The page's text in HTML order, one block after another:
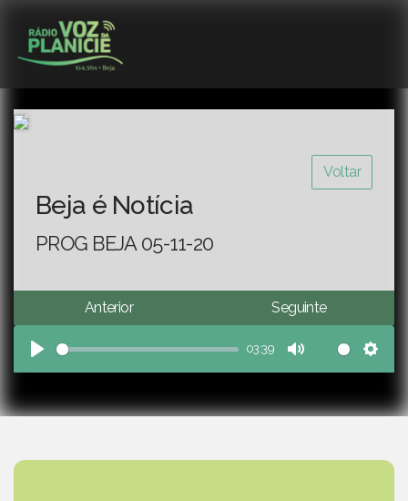
Voltar
Beja é Notícia
PROG BEJA 05-11-20
Anterior Seguinte
Play
03:39
Mute